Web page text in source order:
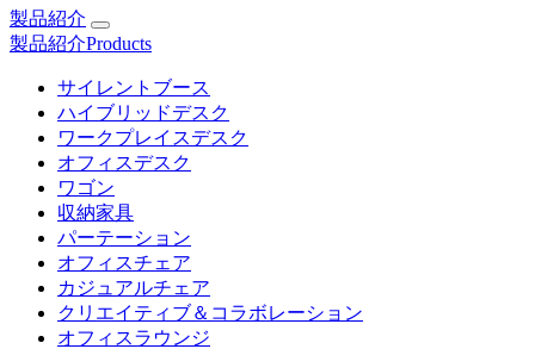
製品紹介
製品紹介Products
サイレントブース
ハイブリッドデスク
ワークプレイスデスク
オフィスデスク
ワゴン
収納家具
パーテーション
オフィスチェア
カジュアルチェア
クリエイティブ＆コラボレーション
オフィスラウンジ